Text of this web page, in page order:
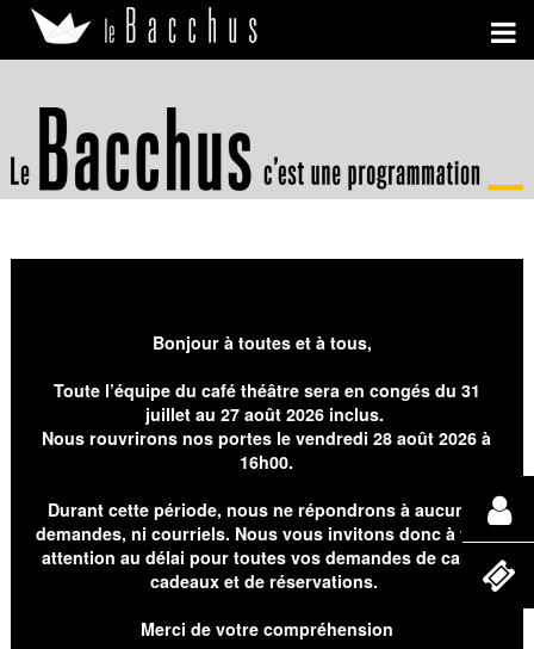
Bonjour à toutes et à tous,
Toute l’équipe du café théâtre sera en congés du 31
juillet au 27 août 2026 inclus.
Nous rouvrirons nos portes le vendredi 28 août 2026 à
16h00.
Durant cette période, nous ne répondrons à aucunes
demandes, ni courriels. Nous vous invitons donc à faire
attention au délai pour toutes vos demandes de cartes
cadeaux et de réservations.
Merci de votre compréhension